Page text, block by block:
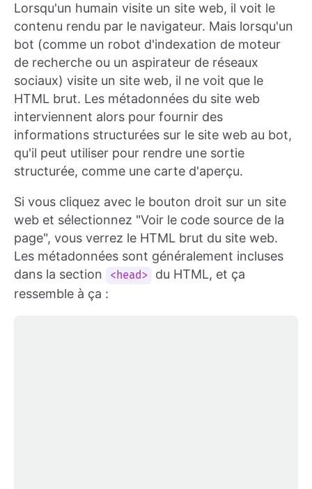
Lorsqu'un humain visite un site web, il voit le
contenu rendu par le navigateur. Mais lorsqu'un
bot (comme un robot d'indexation de moteur
de recherche ou un aspirateur de réseaux
sociaux) visite un site web, il ne voit que le
HTML brut. Les métadonnées du site web
interviennent alors pour fournir des
informations structurées sur le site web au bot,
qu'il peut utiliser pour rendre une sortie
structurée, comme une carte d'aperçu.
Si vous cliquez avec le bouton droit sur un site
web et sélectionnez "Voir le code source de la
page", vous verrez le HTML brut du site web.
Les métadonnées sont généralement incluses
dans la section
<head>
du HTML, et ça
ressemble à ça :